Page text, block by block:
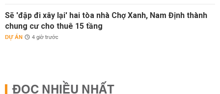
Sẽ 'đập đi xây lại' hai tòa nhà Chợ Xanh, Nam Định thành
chung cư cho thuê 15 tầng
DỰ ÁN 4 giờ trước